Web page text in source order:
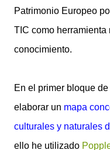
Patrimonio Europeo
TIC como herramienta
conocimiento.
En el primer bloque
elaborar un mapa
culturales y naturales
ello he utilizado